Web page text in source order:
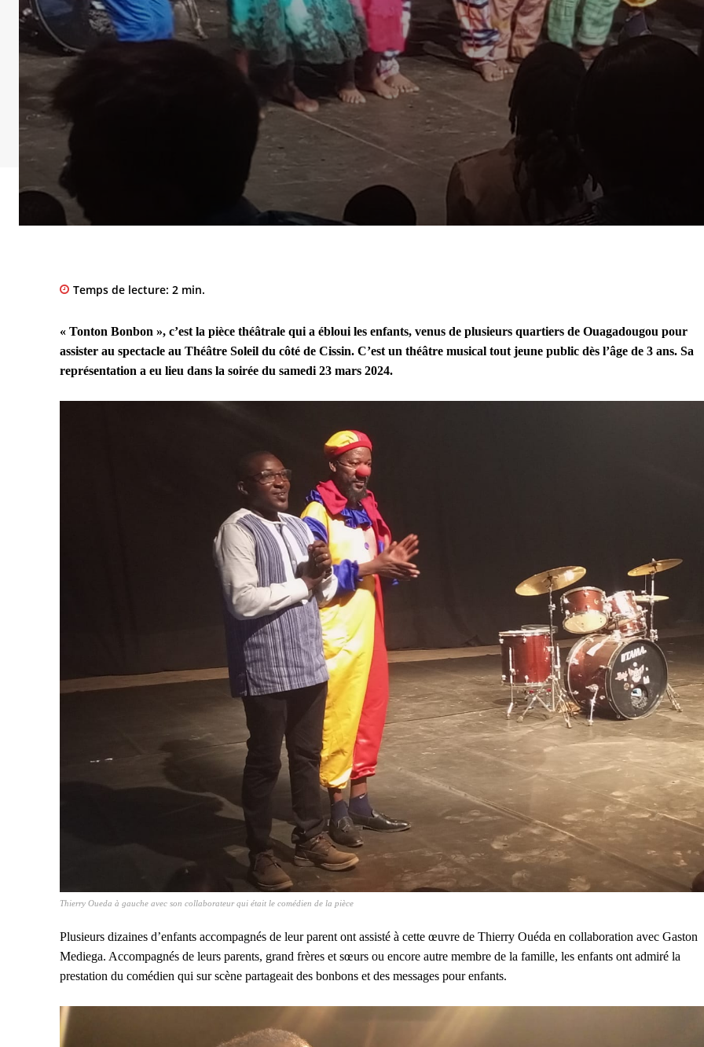
Temps de lecture: 2 min.
« Tonton Bonbon », c’est la pièce théâtrale qui a ébloui les enfants, venus de plusieurs quartiers de Ouagadougou pour
assister au spectacle au Théâtre Soleil du côté de Cissin. C’est un théâtre musical tout jeune public dès l’âge de 3 ans. Sa
représentation a eu lieu dans la soirée du samedi 23 mars 2024.
Thierry Oueda à gauche avec son collaborateur qui était le comédien de la pièce
Plusieurs dizaines d’enfants accompagnés de leur parent ont assisté à cette œuvre de Thierry Ouéda en collaboration avec Gaston
Mediega. Accompagnés de leurs parents, grand frères et sœurs ou encore autre membre de la famille, les enfants ont admiré la
prestation du comédien qui sur scène partageait des bonbons et des messages pour enfants.